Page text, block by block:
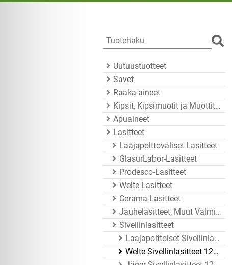
Uutuustuotteet
Savet
Raaka-aineet
Kipsit, Kipsimuotit ja Muottitarvikkeet
Apuaineet
Lasitteet
Laajapolttoväliset Lasitteet
GlasurLabor-Lasitteet
Prodesco-Lasitteet
Welte-Lasitteet
Cerama-Lasitteet
Jauhelasitteet, Muut Valmistajat
Sivellinlasitteet
Laajapolttoiset Sivellinlasitteet
Welte Sivellinlasitteet 1200 - 1250°C